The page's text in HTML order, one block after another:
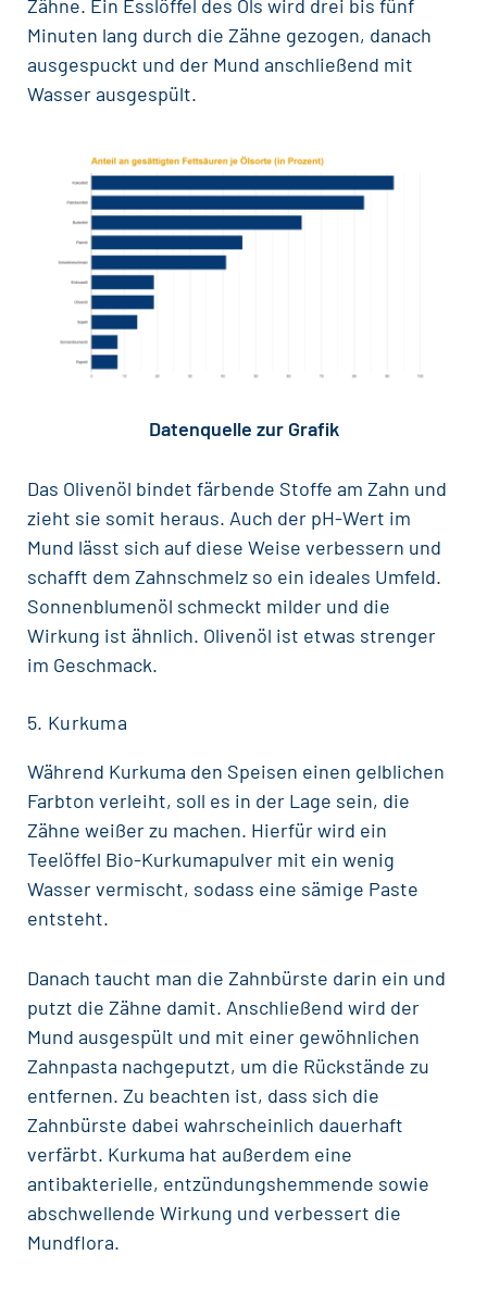
Zähne. Ein Esslöffel des Öls wird drei bis fünf
Minuten lang durch die Zähne gezogen, danach
ausgespuckt und der Mund anschließend mit
Wasser ausgespült.
Datenquelle zur Grafik
Das Olivenöl bindet färbende Stoffe am Zahn und
zieht sie somit heraus. Auch der pH-Wert im
Mund lässt sich auf diese Weise verbessern und
schafft dem Zahnschmelz so ein ideales Umfeld.
Sonnenblumenöl schmeckt milder und die
Wirkung ist ähnlich. Olivenöl ist etwas strenger
im Geschmack.
5. Kurkuma
Während Kurkuma den Speisen einen gelblichen
Farbton verleiht, soll es in der Lage sein, die
Zähne weißer zu machen. Hierfür wird ein
Teelöffel Bio-Kurkumapulver mit ein wenig
Wasser vermischt, sodass eine sämige Paste
entsteht.
Danach taucht man die Zahnbürste darin ein und
putzt die Zähne damit. Anschließend wird der
Mund ausgespült und mit einer gewöhnlichen
Zahnpasta nachgeputzt, um die Rückstände zu
entfernen. Zu beachten ist, dass sich die
Zahnbürste dabei wahrscheinlich dauerhaft
verfärbt. Kurkuma hat außerdem eine
antibakterielle, entzündungshemmende sowie
abschwellende Wirkung und verbessert die
Mundflora.